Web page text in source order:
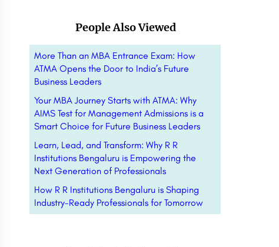
People Also Viewed
More Than an MBA Entrance Exam: How
ATMA Opens the Door to India’s Future
Business Leaders
Your MBA Journey Starts with ATMA: Why
AIMS Test for Management Admissions is a
Smart Choice for Future Business Leaders
Learn, Lead, and Transform: Why R R
Institutions Bengaluru is Empowering the
Next Generation of Professionals
How R R Institutions Bengaluru is Shaping
Industry-Ready Professionals for Tomorrow